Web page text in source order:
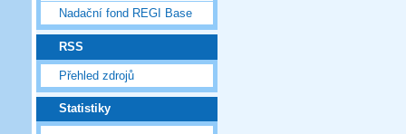
Nadační fond REGI Base
RSS
Přehled zdrojů
Statistiky